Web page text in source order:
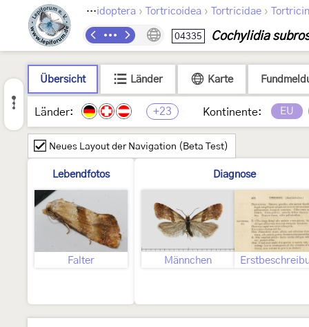
Lepidoptera › Tortricoidea › Tortricidae ›
04335 Cochylidia
Übersicht Länder Karte
Länder: +23 Kontinente: EU
Neues Layout der Navigation (Beta Test)
Lebendfotos
Falter
Diagnose
Männchen